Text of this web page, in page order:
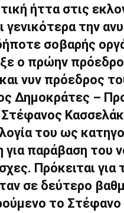
ήττα στις
γενικότερα την
σοβαρής
ο πρώην
νυν πρόεδρος
Δημοκράτες –
του ως
για παράβαση του
Πρόκειται για
σε δεύτερο
το Στέφανο